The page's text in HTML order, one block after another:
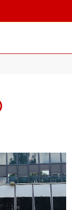
: Fraude : enfumage